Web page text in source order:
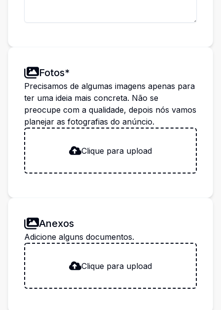
Fotos*
Precisamos de algumas imagens apenas para
ter uma ideia mais concreta. Não se
preocupe com a qualidade, depois nós vamos
planejar as fotografias do anúncio.
Clique para upload
Anexos
Adicione alguns documentos.
Clique para upload